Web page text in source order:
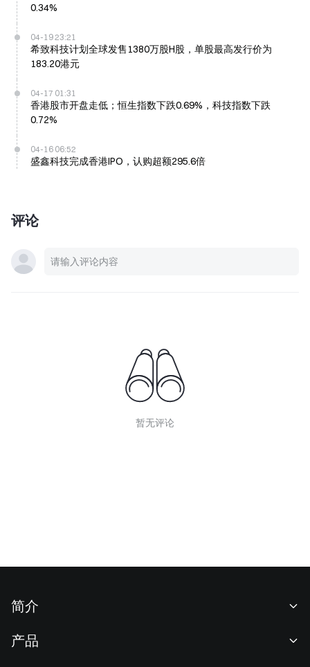
0.34%
04-19 23:21
希致科技计划全球发售1380万股H股，单股最高发行价为
183.20港元
04-17 01:31
香港股市开盘走低；恒生指数下跌0.69%，科技指数下跌
0.72%
04-16 06:52
盛鑫科技完成香港IPO，认购超额295.6倍
评论
暂无评论
简介
产品